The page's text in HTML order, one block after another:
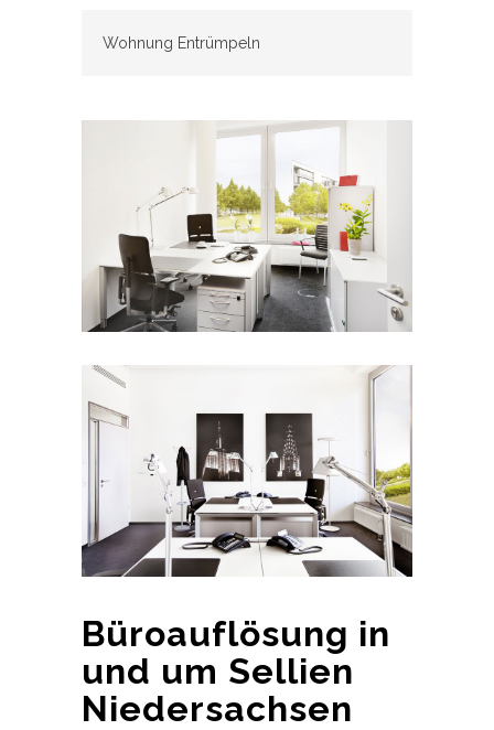
Wohnung Entrümpeln
Büroauflösung in
und um Sellien
Niedersachsen